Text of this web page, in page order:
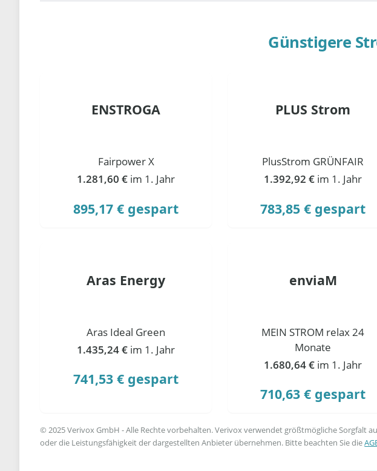
Günstigere
ENSTROGA
Fairpower X
1.281,60 € im 1. Jahr
895,17 € gespart
PLUS Strom
PlusStrom GRÜNFAIR
1.392,92 € im 1. Jahr
783,85 € gespart
Aras Energy
Aras Ideal Green
1.435,24 € im 1. Jahr
741,53 € gespart
enviaM
MEIN STROM relax 24
Monate
1.680,64 € im 1. Jahr
710,63 € gespart
© 2025 Verivox GmbH - Alle Rechte vorbehalten. Verivox verwendet größtmögliche
oder die Leistungsfähigkeit der dargestellten Anbieter übernehmen. Bitte beachten Sie die